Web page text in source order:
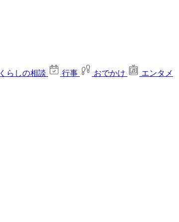
くらしの相談 行事 おでかけ
エンタメ